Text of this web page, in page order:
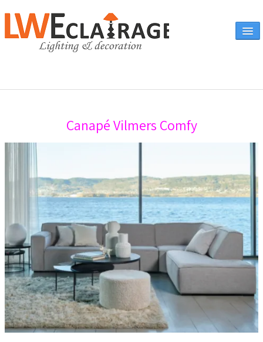
Vente en ligne
A propos
Canapés
Catalogue
Contact
BLOG
Canapé Vilmers Comfy